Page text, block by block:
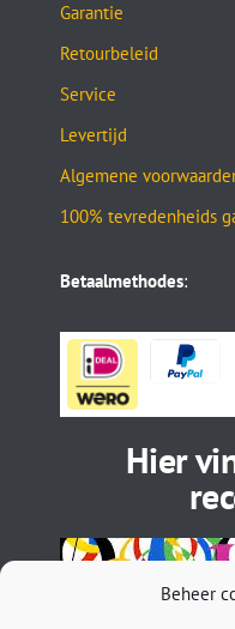
Beheer
Garantie
Retourbeleid
Service
Levertijd
Algemene
100% tevredenheids
Betaalmethodes:
Hier